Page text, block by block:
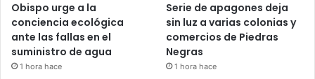
Obispo urge a la
conciencia ecológica
ante las fallas en el
suministro de agua
1 hora hace
Serie de apagones deja
sin luz a varias colonias y
comercios de Piedras
Negras
1 hora hace